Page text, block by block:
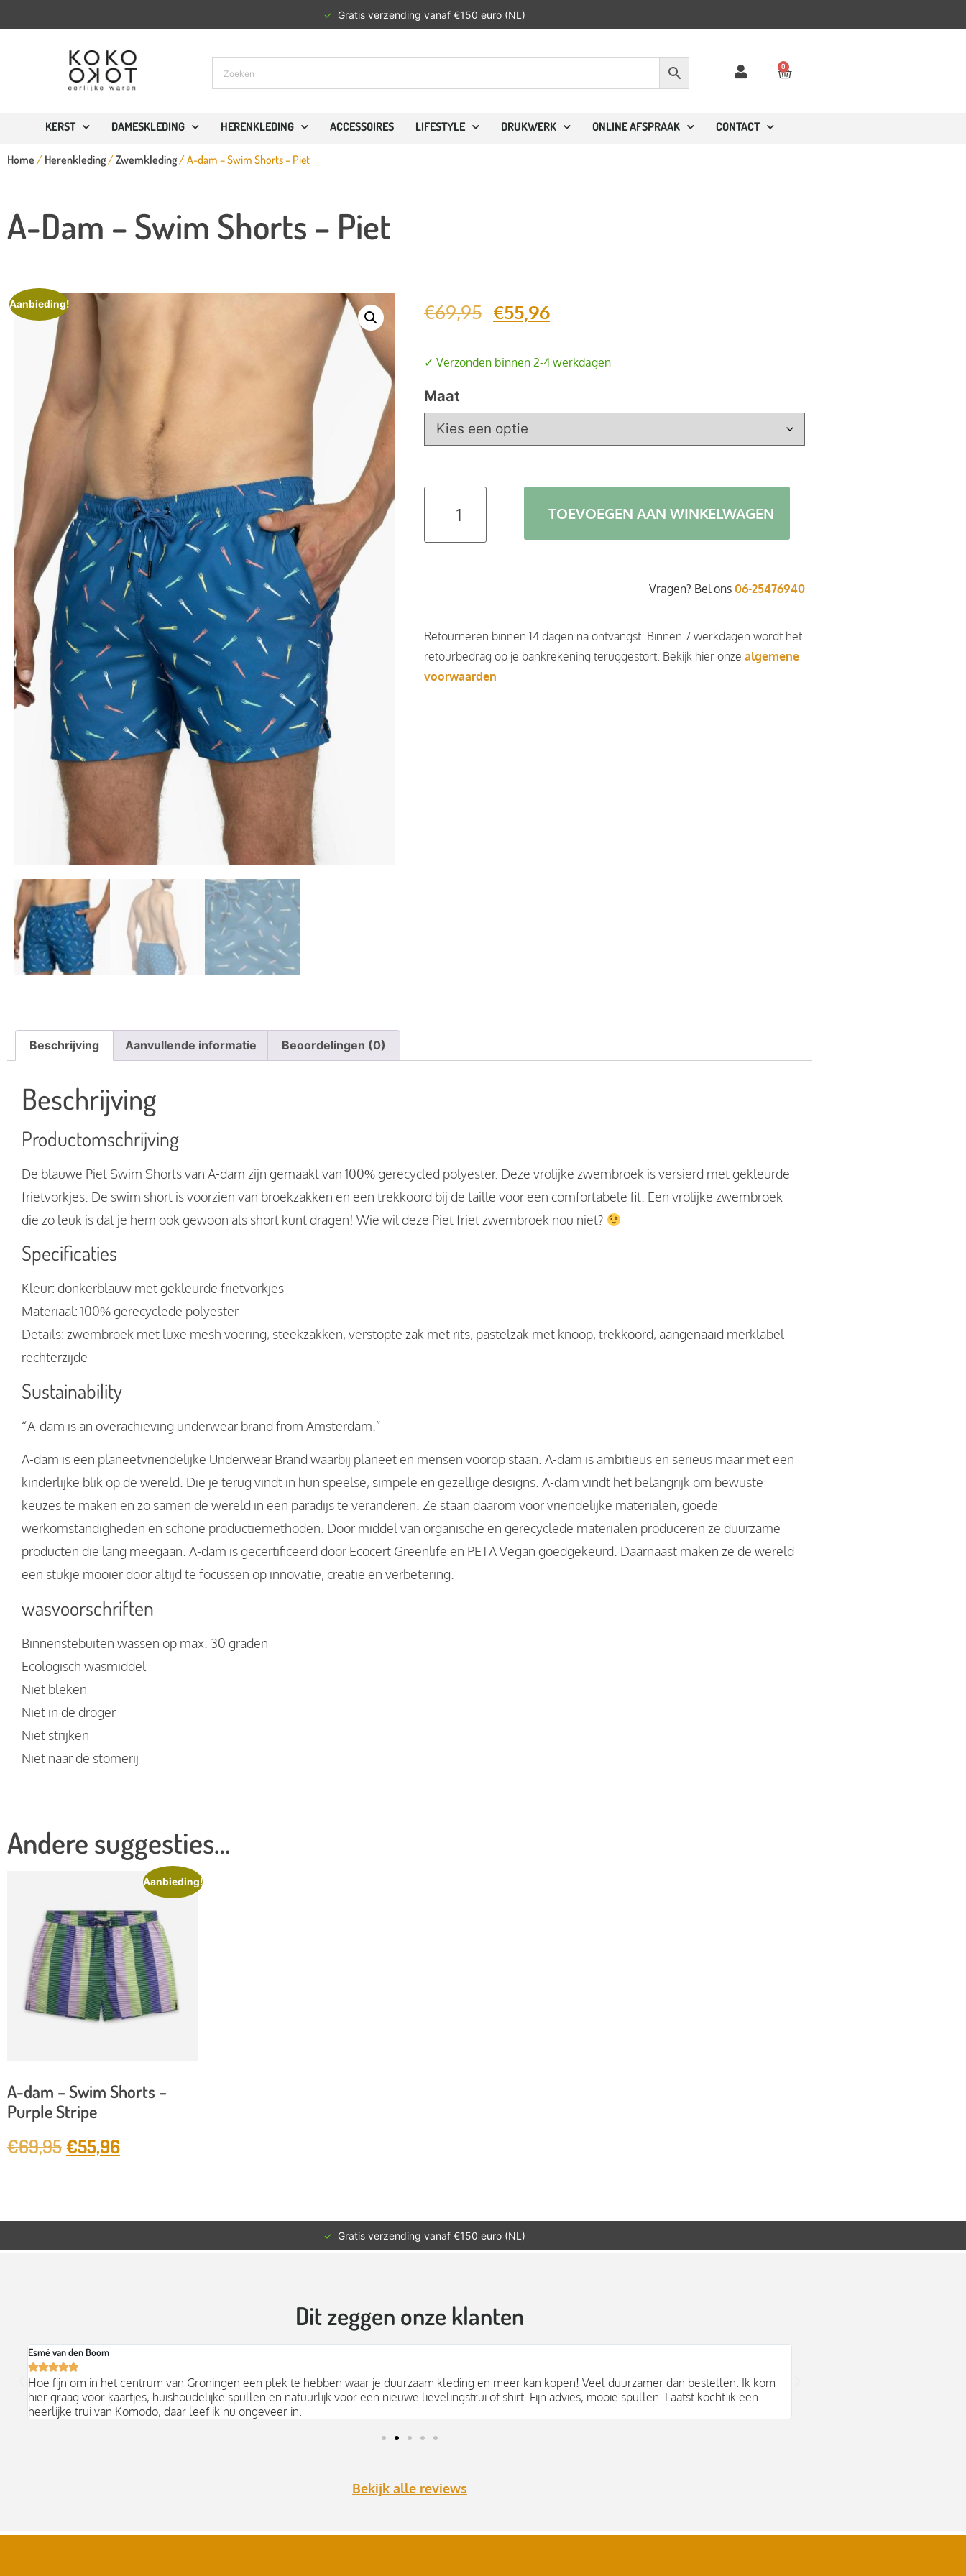
✓ Gratis verzending vanaf €150 euro (NL)
0
KERST DAMESKLEDING HERENKLEDING ACCESSOIRES LIFESTYLE DRUKWERK ONLINE AFSPRAAK CONTACT
Home / Herenkleding/Zwemkleding/ A-dam – Swim Shorts – Piet
A-Dam – Swim Shorts – Piet
Aanbieding! €69,95 €55,96
✓ Verzonden binnen 2-4 werkdagen
Maat
TOEVOEGEN AAN WINKELWAGEN
Vragen? Bel ons 06-25476940
Retourneren binnen 14 dagen na ontvangst. Binnen 7 werkdagen wordt het
retourbedrag op je bankrekening teruggestort. Bekijk hier onze algemene
voorwaarden
Beschrijving Aanvullende informatie Beoordelingen (0)
Beschrijving
Productomschrijving
De blauwe Piet Swim Shorts van A-dam zijn gemaakt van 100% gerecycled polyester. Deze vrolijke zwembroek is versierd met gekleurde
frietvorkjes. De swim short is voorzien van broekzakken en een trekkoord bij de taille voor een comfortabele fit. Een vrolijke zwembroek
die zo leuk is dat je hem ook gewoon als short kunt dragen! Wie wil deze Piet friet zwembroek nou niet?
Specificaties
Kleur: donkerblauw met gekleurde frietvorkjes
Materiaal: 100% gerecyclede polyester
Details: zwembroek met luxe mesh voering, steekzakken, verstopte zak met rits, pastelzak met knoop, trekkoord, aangenaaid merklabel
rechterzijde
Sustainability
“A-dam is an overachieving underwear brand from Amsterdam.”
A-dam is een planeetvriendelijke Underwear Brand waarbij planeet en mensen voorop staan. A-dam is ambitieus en serieus maar met een
kinderlijke blik op de wereld. Die je terug vindt in hun speelse, simpele en gezellige designs. A-dam vindt het belangrijk om bewuste
keuzes te maken en zo samen de wereld in een paradijs te veranderen. Ze staan daarom voor vriendelijke materialen, goede
werkomstandigheden en schone productiemethoden. Door middel van organische en gerecyclede materialen produceren ze duurzame
producten die lang meegaan. A-dam is gecertificeerd door Ecocert Greenlife en PETA Vegan goedgekeurd. Daarnaast maken ze de wereld
een stukje mooier door altijd te focussen op innovatie, creatie en verbetering.
wasvoorschriften
Binnenstebuiten wassen op max. 30 graden
Ecologisch wasmiddel
Niet bleken
Niet in de droger
Niet strijken
Niet naar de stomerij
Andere suggesties…
Aanbieding!
A-dam – Swim Shorts –
Purple Stripe
€69,95€55,96
✓ Gratis verzending vanaf €150 euro (NL)
Dit zeggen onze klanten
Esmé van den Boom

Hoe fijn om in het centrum van Groningen een plek te hebben waar je duurzaam kleding en meer kan kopen! Veel duurzamer dan bestellen. Ik kom
hier graag voor kaartjes, huishoudelijke spullen en natuurlijk voor een nieuwe lievelingstrui of shirt. Fijn advies, mooie spullen. Laatst kocht ik een
heerlijke trui van Komodo, daar leef ik nu ongeveer in.
Bekijk alle reviews